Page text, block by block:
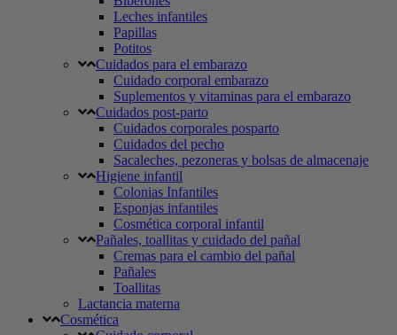
Leches infantiles
Papillas
Potitos
Cuidados para el embarazo
Cuidado corporal embarazo
Suplementos y vitaminas para el embarazo
Cuidados post-parto
Cuidados corporales posparto
Cuidados del pecho
Sacaleches, pezoneras y bolsas de almacenaje
Higiene infantil
Colonias Infantiles
Esponjas infantiles
Cosmética corporal infantil
Pañales, toallitas y cuidado del pañal
Cremas para el cambio del pañal
Pañales
Toallitas
Lactancia materna
Cosmética